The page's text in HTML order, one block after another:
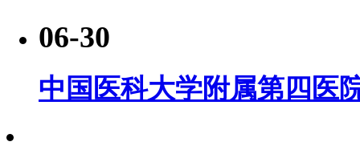
06-30
中国医科大学附属第四医